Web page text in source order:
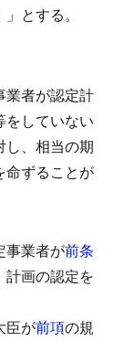
とする。
業者が認定計
をしていない
し、相当の期
命ずることが
事業者が前条
計画の認定を
臣が前項の規